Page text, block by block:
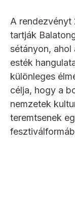
A rendezvényt
tartják
sétányon, ahol
esték
különleges
célja, hogy a
nemzetek
teremtsenek